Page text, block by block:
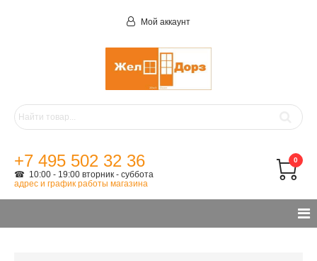
Мой аккаунт
+7 495 502 32 36
☎ 10:00 - 19:00 вторник - суббота
адрес и график работы магазина
0